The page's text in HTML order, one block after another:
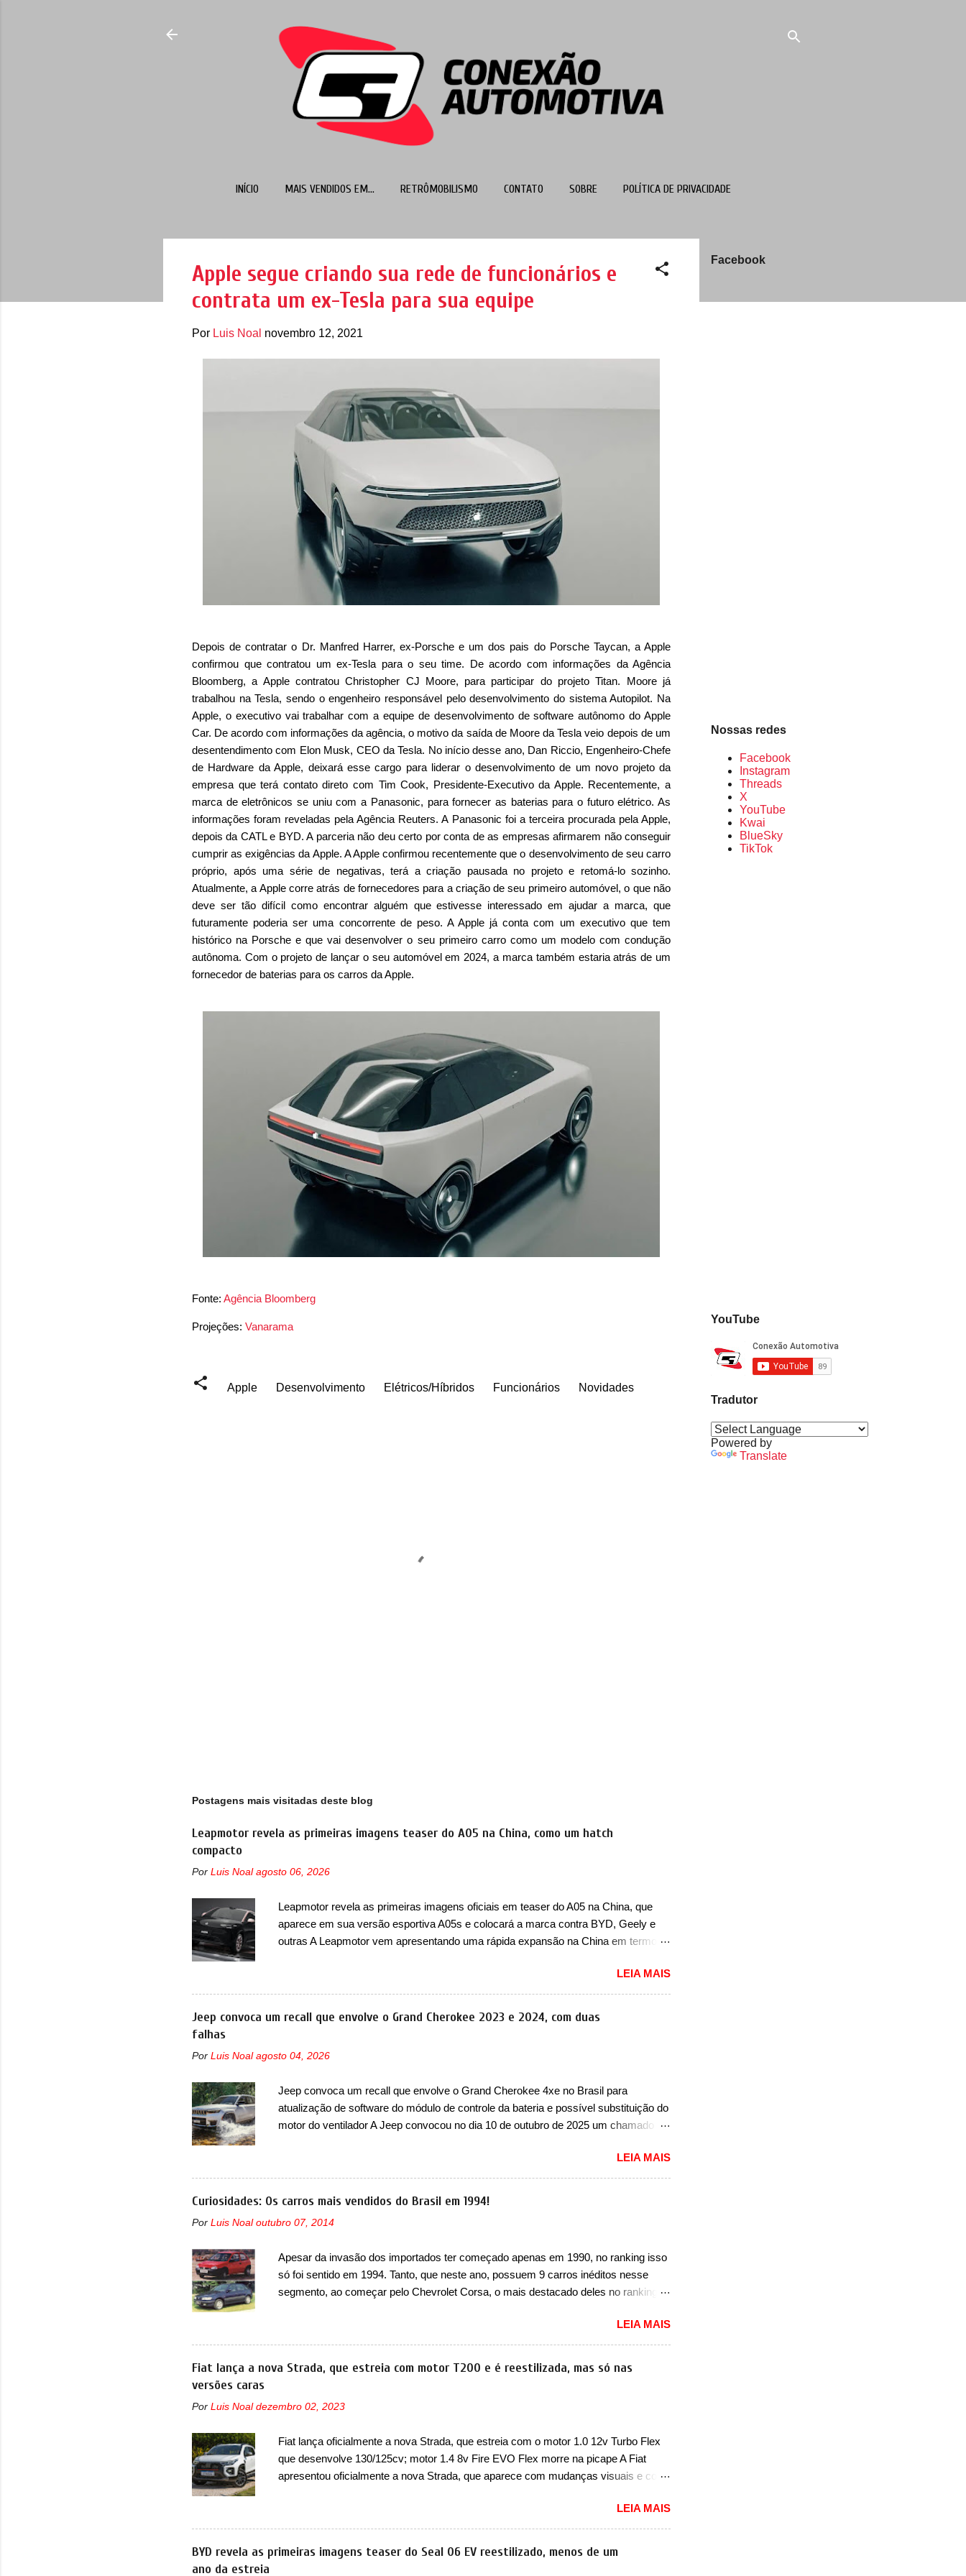
INÍCIO MAIS VENDIDOS EM... RETRÔMOBILISMO CONTATO SOBRE POLÍTICA DE PRIVACIDADE
Facebook
Nossas redes
Facebook
Instagram
Threads
X
YouTube
Kwai
BlueSky
TikTok
YouTube
Tradutor
Powered by
Translate
Apple segue criando sua rede de funcionários e
contrata um ex-Tesla para sua equipe
Por Luis Noal novembro 12, 2021
Depois de contratar o Dr. Manfred Harrer, ex-Porsche e um dos pais do Porsche Taycan, a Apple
confirmou que contratou um ex-Tesla para o seu time. De acordo com informações da Agência
Bloomberg, a Apple contratou Christopher CJ Moore, para participar do projeto Titan. Moore já
trabalhou na Tesla, sendo o engenheiro responsável pelo desenvolvimento do sistema Autopilot. Na
Apple, o executivo vai trabalhar com a equipe de desenvolvimento de software autônomo do Apple
Car. De acordo com informações da agência, o motivo da saída de Moore da Tesla veio depois de um
desentendimento com Elon Musk, CEO da Tesla. No início desse ano, Dan Riccio, Engenheiro-Chefe
de Hardware da Apple, deixará esse cargo para liderar o desenvolvimento de um novo projeto da
empresa que terá contato direto com Tim Cook, Presidente-Executivo da Apple. Recentemente, a
marca de eletrônicos se uniu com a Panasonic, para fornecer as baterias para o futuro elétrico. As
informações foram reveladas pela Agência Reuters. A Panasonic foi a terceira procurada pela Apple,
depois da CATL e BYD. A parceria não deu certo por conta de as empresas afirmarem não conseguir
cumprir as exigências da Apple. A Apple confirmou recentemente que o desenvolvimento de seu carro
próprio, após uma série de negativas, terá a criação pausada no projeto e retomá-lo sozinho.
Atualmente, a Apple corre atrás de fornecedores para a criação de seu primeiro automóvel, o que não
deve ser tão difícil como encontrar alguém que estivesse interessado em ajudar a marca, que
futuramente poderia ser uma concorrente de peso. A Apple já conta com um executivo que tem
histórico na Porsche e que vai desenvolver o seu primeiro carro como um modelo com condução
autônoma. Com o projeto de lançar o seu automóvel em 2024, a marca também estaria atrás de um
fornecedor de baterias para os carros da Apple.
Fonte: Agência Bloomberg
Projeções: Vanarama
Apple Desenvolvimento Elétricos/Híbridos Funcionários Novidades
Postagens mais visitadas deste blog
Leapmotor revela as primeiras imagens teaser do A05 na China, como um hatch
compacto
Por Luis Noal agosto 06, 2026
Leapmotor revela as primeiras imagens oficiais em teaser do A05 na China, que
aparece em sua versão esportiva A05s e colocará a marca contra BYD, Geely e
outras A Leapmotor vem apresentando uma rápida expansão na China em termos
modelo compacto à sua linha. Posicionado entre o T03 e o B05, a marca revelou as
primeiras imagens teaser do A05, que nas imagens apareceu em sua versão mais
esportiva, o A05s. Previsto para ser lançado ainda neste ano na China, o compacto
elétrico colocará a Leapmotor para concorrer com uma série de outras marcas de
design já visto por outros modelos da marca, em especial do SUV compacto A10.
bastante vinculado ao SUV. Na dianteira, ele possui faróis com um desenho mais
retangular, com um pequeno prolongamento para as laterais. Os faróis cont...
LEIA MAIS
Jeep convoca um recall que envolve o Grand Cherokee 2023 e 2024, com duas
falhas
Por Luis Noal agosto 04, 2026
Jeep convoca um recall que envolve o Grand Cherokee 4xe no Brasil para
atualização de software do módulo de controle da bateria e possível substituição do
motor do ventilador A Jeep convocou no dia 10 de outubro de 2025 um chamado
com unidades de ano/modelo 2023 e 2024. A marca norte-americana diz que as
unidades afetadas precisam retornar a uma concessionária mais próxima para a
solução de dois problemas. O primeiro deles será uma atualização do software do
também, será realizada a verificação e, se necessário, a substituição do motor do
confirmou que “foi identificada a possibilidade de uma sobrecarga do
microprocessador do Módulo de Controle da Bateria (BPCM), que poderá causar a
perda de força motriz, requerendo a atualização do software do modulo de...
LEIA MAIS
Curiosidades: Os carros mais vendidos do Brasil em 1994!
Por Luis Noal outubro 07, 2014
Apesar da invasão dos importados ter começado apenas em 1990, no ranking isso
só foi sentido em 1994. Tanto, que neste ano, possuem 9 carros inéditos nesse
segmento, ao começar pelo Chevrolet Corsa, o mais destacado deles no ranking
lançamento da Chevrolet que assustou a concorrência. Nesse ano também era
lançada a nova geração do Volkswagen Gol que depois de 14 anos ganhava uma
nova geração feita do zero, apelidada de "Bolinha" por suas formas arredondadas.
Além do Gol, outro Volkswagen fazia sua estréia no mercado. Era o Pointer, versão
foi marcava pelos franceses, alemães, japoneses e coreanos que chegaram
nas vendas em 1994 foram o Renault R19 que vinha em 3 versões de carroceria,
sendo duas do hatch e o sedan, a famosa Kia Besta, o Vol...
LEIA MAIS
Fiat lança a nova Strada, que estreia com motor T200 e é reestilizada, mas só nas
versões caras
Por Luis Noal dezembro 02, 2023
Fiat lança oficialmente a nova Strada, que estreia com o motor 1.0 12v Turbo Flex
que desenvolve 130/125cv; motor 1.4 8v Fire EVO Flex morre na picape A Fiat
apresentou oficialmente a nova Strada, que aparece com mudanças visuais e com
automático CVT no ano passado, a Fiat apresentou mudanças visuais e a estreia
do motor 1.0 12v Turbo Flex, conhecido como T200. Praticamente sem
concorrentes, a Fiat Strada soube ser mutável com avanços importantes que a
concorrência nunca conseguiu acompanhar e agora ela abre uma distância ainda
LEIA MAIS
BYD revela as primeiras imagens teaser do Seal 06 EV reestilizado, menos de um
ano da estreia